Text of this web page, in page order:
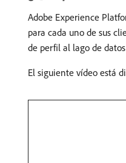
Adobe Experience
para cada uno de sus
de perfil al lago de
El siguiente vídeo está